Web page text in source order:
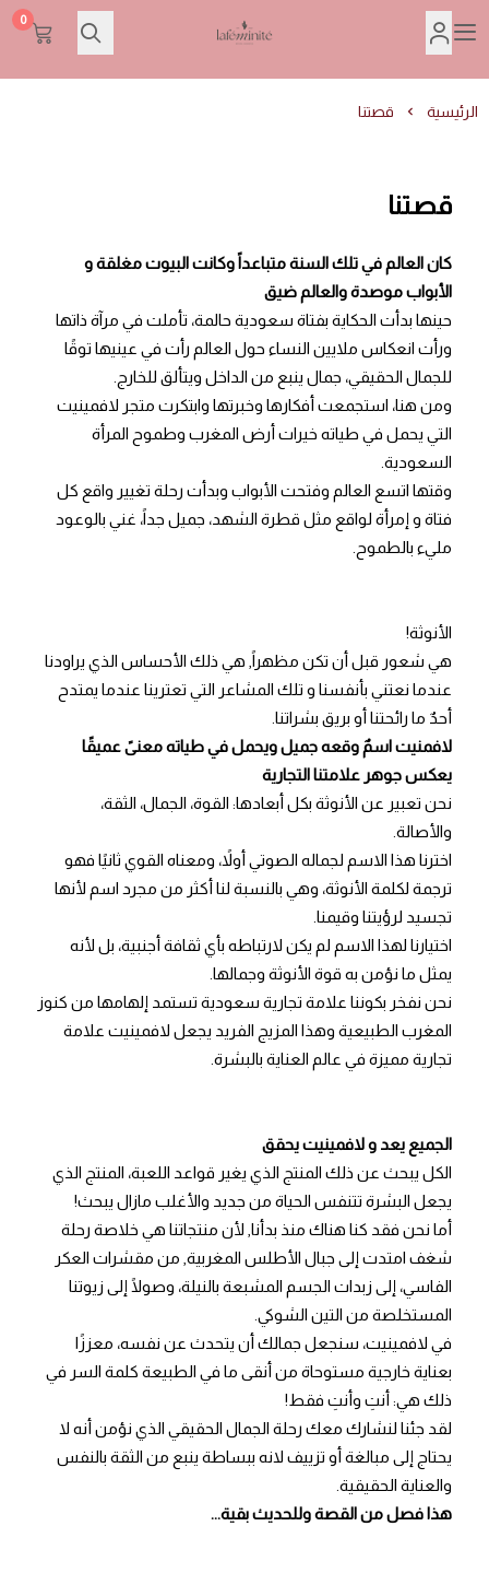
Lafeminite | لافمنيت
0
الرئيسية قصتنا
قصتنا
كان العالم في تلك السنة متباعداً وكانت البيوت مغلقة و
الأبواب موصدة والعالم ضيق
حينها بدأت الحكاية بفتاة سعودية حالمة، تأملت في مرآة ذاتها
ورأت انعكاس ملايين النساء حول العالم رأت في عينيها توقًا
للجمال الحقيقي، جمال ينبع من الداخل ويتألق للخارج.
ومن هنا، استجمعت أفكارها وخبرتها وابتكرت متجر لافمينيت
التي يحمل في طياته خيرات أرض المغرب وطموح المرأة
السعودية.
وقتها اتسع العالم وفتحت الأبواب وبدأت رحلة تغيير واقع كل
فتاة و إمرأة لواقع مثل قطرة الشهد، جميل جداً، غني بالوعود
مليء بالطموح.
الأنوثة!
هي شعور قبل أن تكن مظهراً, هي ذلك الأحساس الذي يراودنا
عندما نعتني بأنفسنا و تلك المشاعر التي تعترينا عندما يمتدح
أحدٌ ما رائحتنا أو بريق بشراتنا.
لافمنيت اسمٌ وقعه جميل ويحمل في طياته معنىً عميقًا
يعكس جوهر علامتنا التجارية
نحن تعبير عن الأنوثة بكل أبعادها: القوة، الجمال، الثقة،
والأصالة.
اخترنا هذا الاسم لجماله الصوتي أولاً، ومعناه القوي ثانيًا فهو
ترجمة لكلمة الأنوثة، وهي بالنسبة لنا أكثر من مجرد اسم لأنها
تجسيد لرؤيتنا وقيمنا.
اختيارنا لهذا الاسم لم يكن لارتباطه بأي ثقافة أجنبية، بل لأنه
يمثل ما نؤمن به قوة الأنوثة وجمالها.
نحن نفخر بكوننا علامة تجارية سعودية تستمد إلهامها من كنوز
المغرب الطبيعية وهذا المزيج الفريد يجعل لافمينيت علامة
تجارية مميزة في عالم العناية بالبشرة.
الجميع يعد و لافمينيت يحقق
الكل يبحث عن ذلك المنتج الذي يغير قواعد اللعبة، المنتج الذي
يجعل البشرة تتنفس الحياة من جديد والأغلب مازال يبحث!
أما نحن فقد كنا هناك منذ بدأنا, لأن منتجاتنا هي خلاصة رحلة
شغف امتدت إلى جبال الأطلس المغربية, من مقشرات العكر
الفاسي، إلى زبدات الجسم المشبعة بالنيلة، وصولًا إلى زيوتنا
المستخلصة من التين الشوكي.
في لافمينيت، سنجعل جمالك أن يتحدث عن نفسه، معززًا
بعناية خارجية مستوحاة من أنقى ما في الطبيعة كلمة السر في
ذلك هي: أنتِ وأنتِ فقط!
لقد جئنا لنشارك معك رحلة الجمال الحقيقي الذي نؤمن أنه لا
يحتاج إلى مبالغة أو تزييف لانه ببساطة ينبع من الثقة بالنفس
والعناية الحقيقية.
هذا فصل من القصة وللحديث بقية...